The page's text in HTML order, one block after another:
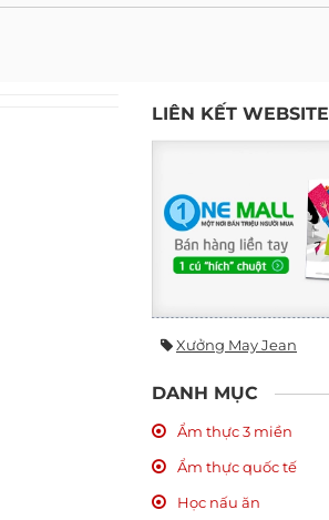
LIÊN KẾT WEBSITE
Xưởng May Jean
DANH MỤC
Ẩm thực 3 miền
Ẩm thực quốc tế
Học nấu ăn